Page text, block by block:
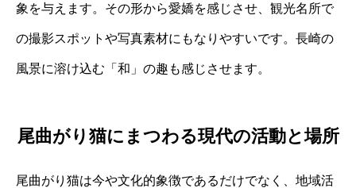
象を与えます。その形から愛嬌を感じさせ、観光名所で
の撮影スポットや写真素材にもなりやすいです。長崎の
風景に溶け込む「和」の趣も感じさせます。
尾曲がり猫にまつわる現代の活動と場所
尾曲がり猫は今や文化的象徴であるだけでなく、地域活